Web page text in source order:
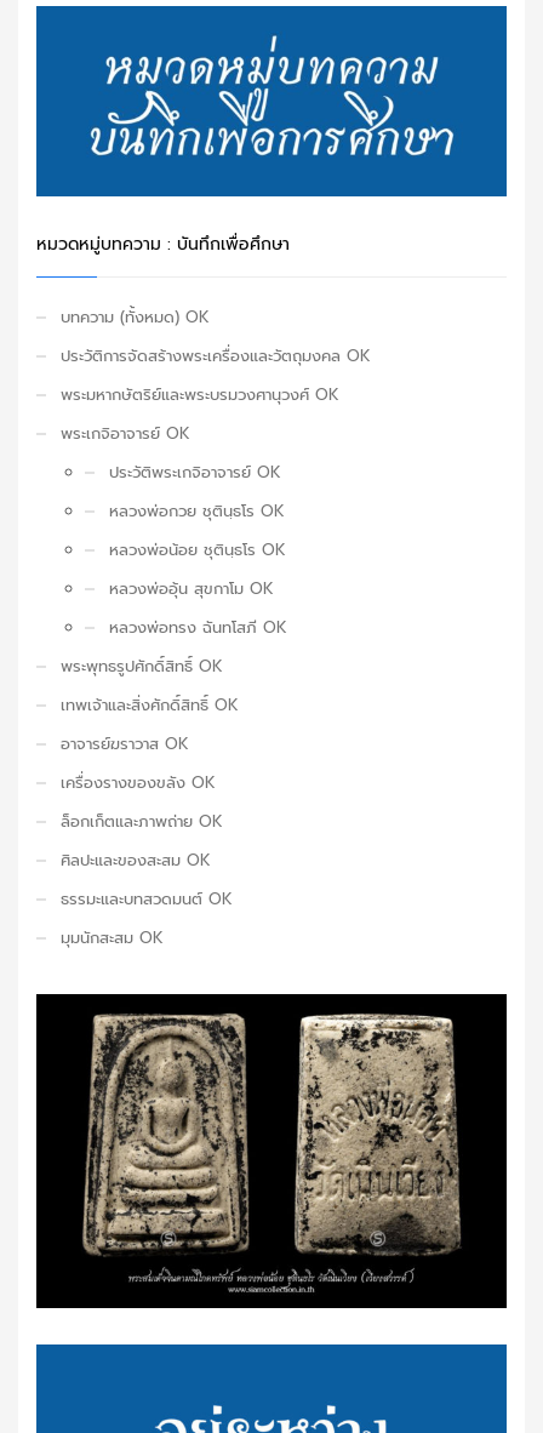
หมวดหมู่บทความ : บันทึกเพื่อศึกษา
บทความ (ทั้งหมด) OK
ประวัติการจัดสร้างพระเครื่องและวัตถุมงคล OK
พระมหากษัตริย์และพระบรมวงศานุวงศ์ OK
พระเกจิอาจารย์ OK
ประวัติพระเกจิอาจารย์ OK
หลวงพ่อกวย ชุตินฺธโร OK
หลวงพ่อน้อย ชุตินฺธโร OK
หลวงพ่ออุ้น สุขกาโม OK
หลวงพ่อทรง ฉันทโสภี OK
พระพุทธรูปศักดิ์สิทธิ์ OK
เทพเจ้าและสิ่งศักดิ์สิทธิ์ OK
อาจารย์ฆราวาส OK
เครื่องรางของขลัง OK
ล็อกเก็ตและภาพถ่าย OK
ศิลปะและของสะสม OK
ธรรมะและบทสวดมนต์ OK
มุมนักสะสม OK